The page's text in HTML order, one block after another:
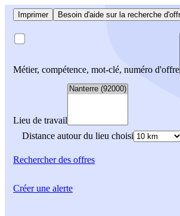
Imprimer Besoin d'aide sur la recherche
Métier, compétence, mot-clé, numéro d'offre
Lieu de travail
Distance autour du lieu choisi
Rechercherdes offres
Créer une alerte